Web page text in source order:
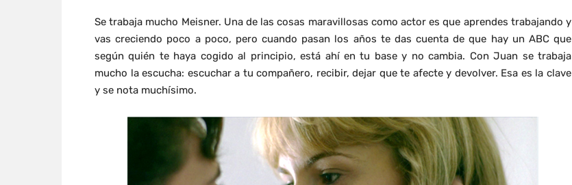
Se trabaja mucho Meisner. Una de las cosas maravillosas como actor es que aprendes trabajando y
vas creciendo poco a poco, pero cuando pasan los años te das cuenta de que hay un ABC que
según quién te haya cogido al principio, está ahí en tu base y no cambia. Con Juan se trabaja
mucho la escucha: escuchar a tu compañero, recibir, dejar que te afecte y devolver. Esa es la clave
y se nota muchísimo.